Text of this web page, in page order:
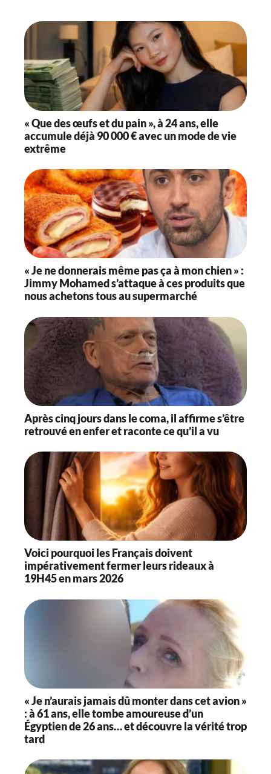
« Que des œufs et du pain », à 24 ans, elle
accumule déjà 90 000 € avec un mode de vie
extrême
« Je ne donnerais même pas ça à mon chien » :
Jimmy Mohamed s’attaque à ces produits que
nous achetons tous au supermarché
Après cinq jours dans le coma, il affirme s’être
retrouvé en enfer et raconte ce qu’il a vu
Voici pourquoi les Français doivent
impérativement fermer leurs rideaux à
19H45 en mars 2026
« Je n’aurais jamais dû monter dans cet avion »
: à 61 ans, elle tombe amoureuse d’un
Égyptien de 26 ans… et découvre la vérité trop
tard